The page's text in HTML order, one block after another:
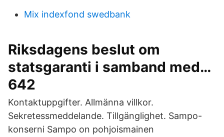
Mix indexfond swedbank
Riksdagens beslut om
statsgaranti i samband med…
642
Kontaktuppgifter. Allmänna villkor.
Sekretessmeddelande. Tillgänglighet. Sampo-
konserni Sampo on pohjoismainen